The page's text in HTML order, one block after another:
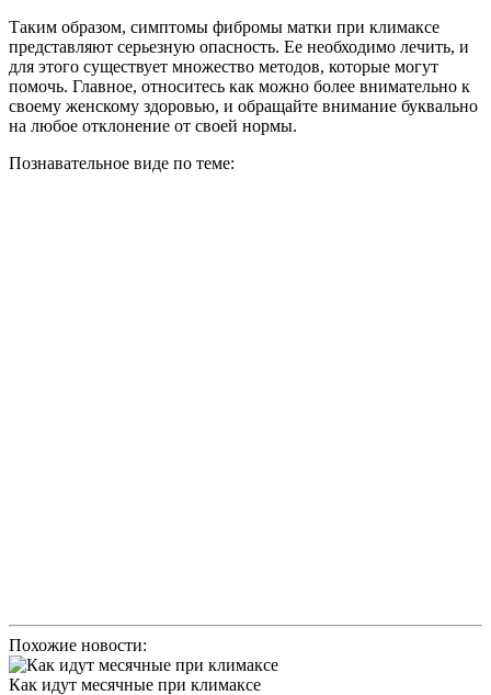
Таким образом, симптомы фибромы матки при климаксе
представляют серьезную опасность. Ее необходимо лечить, и
для этого существует множество методов, которые могут
помочь. Главное, относитесь как можно более внимательно к
своему женскому здоровью, и обращайте внимание буквально
на любое отклонение от своей нормы.
Познавательное виде по теме:
Похожие новости:
Как идут месячные при климаксе